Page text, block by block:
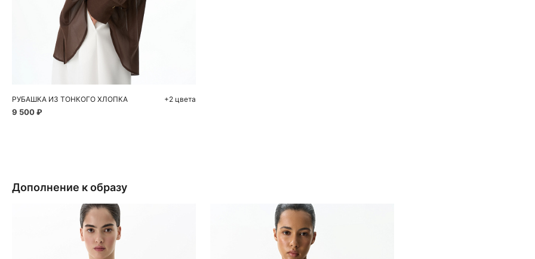
Добавить в корзину
РУБАШКА ИЗ ТОНКОГО ХЛОПКА
9 500 ₽
+2 цвета
Дополнение к образу